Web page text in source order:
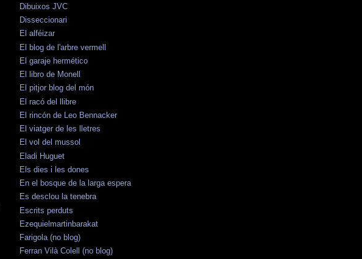
Dibuixos JVC
Disseccionari
El alféizar
El blog de l'arbre vermell
El garaje hermético
El libro de Monell
El pitjor blog del món
El racó del llibre
El rincón de Leo Bennacker
El viatger de les lletres
El vol del mussol
Eladi Huguet
Els dies i les dones
En el bosque de la larga espera
Es desclou la tenebra
Escrits perduts
Ezequielmartinbarakat
Farigola (no blog)
Ferran Vilà Colell (no blog)